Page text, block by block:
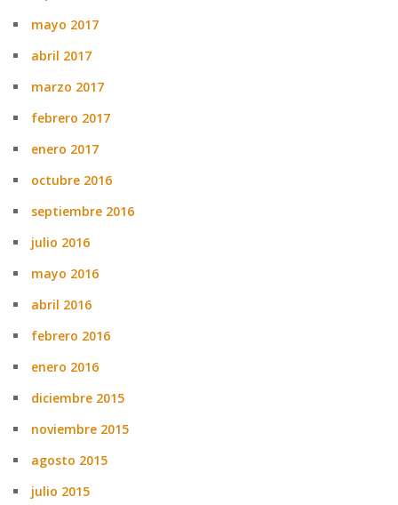
mayo 2017
abril 2017
marzo 2017
febrero 2017
enero 2017
octubre 2016
septiembre 2016
julio 2016
mayo 2016
abril 2016
febrero 2016
enero 2016
diciembre 2015
noviembre 2015
agosto 2015
julio 2015